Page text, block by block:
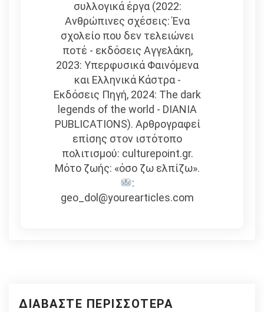
συλλογικά έργα (2022:
Ανθρώπινες σχέσεις: Ένα
σχολείο που δεν τελειώνει
ποτέ - εκδόσεις Αγγελάκη,
2023: Υπερφυσικά Φαινόμενα
και Ελληνικά Κάστρα -
Εκδόσεις Πηγή, 2024: The dark
legends of the world - DIANIA
PUBLICATIONS). Αρθρογραφεί
επίσης στον ιστότοπο
πολιτισμού: culturepoint.gr.
Μότο ζωής: «όσο ζω ελπίζω».
:
geo_dol@yourearticles.com
ΔΙΑΒΆΣΤΕ ΠΕΡΙΣΣΌΤΕΡΑ